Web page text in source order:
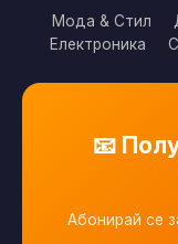
Мода & Стил
Електроника
📧
Абонирай се